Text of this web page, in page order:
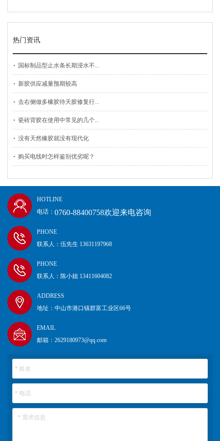
热门资讯
国标制品型止水条长期浸水不...
新胶供应减量预期较高
去右侧做多橡胶待天胶修复行...
瓷砖背胶在使用中常见的几个...
没有天然橡胶就没有现代化
购买电线时怎样鉴别优劣呢？
HOTLINE
电话： 0760-88400758欢迎来电咨询
PHONE
联系人：伍先生 13631197968
PHONE
联系人：陈小姐 13411604082
ADDRESS
地址：中山市港口镇群富工业区66号
EMAIL
邮箱：2629180973@qq.com